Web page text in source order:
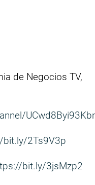
de Negocios TV,
bit.ly/2Ts9V3p
bit.ly/3jsMzp2